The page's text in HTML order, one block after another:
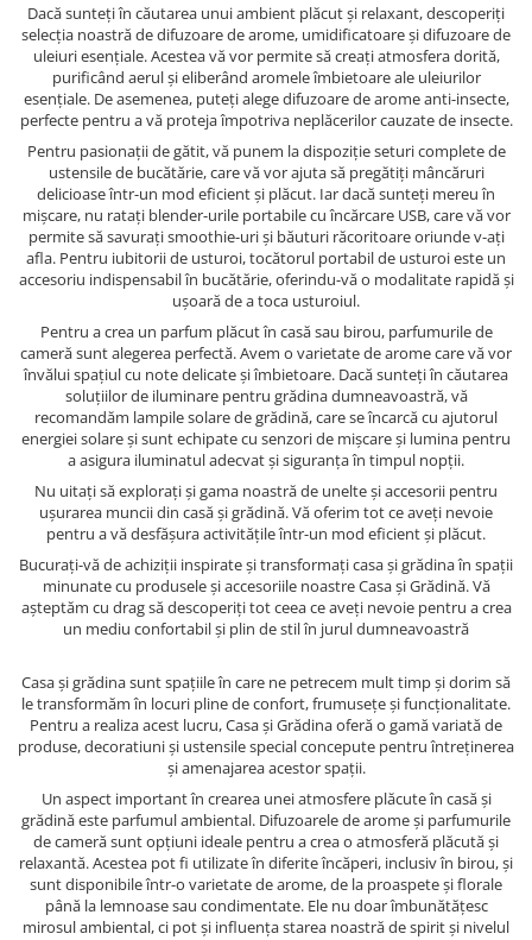
Dacă sunteți în căutarea unui ambient plăcut și relaxant, descoperiți
selecția noastră de difuzoare de arome, umidificatoare și difuzoare de
uleiuri esențiale. Acestea vă vor permite să creați atmosfera dorită,
purificând aerul și eliberând aromele îmbietoare ale uleiurilor
esențiale. De asemenea, puteți alege difuzoare de arome anti-insecte,
perfecte pentru a vă proteja împotriva neplăcerilor cauzate de insecte.
Pentru pasionații de gătit, vă punem la dispoziție seturi complete de
ustensile de bucătărie, care vă vor ajuta să pregătiți mâncăruri
delicioase într-un mod eficient și plăcut. Iar dacă sunteți mereu în
mișcare, nu ratați blender-urile portabile cu încărcare USB, care vă vor
permite să savurați smoothie-uri și băuturi răcoritoare oriunde v-ați
afla. Pentru iubitorii de usturoi, tocătorul portabil de usturoi este un
accesoriu indispensabil în bucătărie, oferindu-vă o modalitate rapidă și
ușoară de a toca usturoiul.
Pentru a crea un parfum plăcut în casă sau birou, parfumurile de
cameră sunt alegerea perfectă. Avem o varietate de arome care vă vor
învălui spațiul cu note delicate și îmbietoare. Dacă sunteți în căutarea
soluțiilor de iluminare pentru grădina dumneavoastră, vă
recomandăm lampile solare de grădină, care se încarcă cu ajutorul
energiei solare și sunt echipate cu senzori de mișcare și lumina pentru
a asigura iluminatul adecvat și siguranța în timpul nopții.
Nu uitați să explorați și gama noastră de unelte și accesorii pentru
ușurarea muncii din casă și grădină. Vă oferim tot ce aveți nevoie
pentru a vă desfășura activitățile într-un mod eficient și plăcut.
Bucurați-vă de achiziții inspirate și transformați casa și grădina în spații
minunate cu produsele și accesoriile noastre Casa și Grădină. Vă
așteptăm cu drag să descoperiți tot ceea ce aveți nevoie pentru a crea
un mediu confortabil și plin de stil în jurul dumneavoastră
Casa și grădina sunt spațiile în care ne petrecem mult timp și dorim să
le transformăm în locuri pline de confort, frumusețe și funcționalitate.
Pentru a realiza acest lucru, Casa și Grădina oferă o gamă variată de
produse, decoratiuni și ustensile special concepute pentru întreținerea
și amenajarea acestor spații.
Un aspect important în crearea unei atmosfere plăcute în casă și
grădină este parfumul ambiental. Difuzoarele de arome și parfumurile
de cameră sunt opțiuni ideale pentru a crea o atmosferă plăcută și
relaxantă. Acestea pot fi utilizate în diferite încăperi, inclusiv în birou, și
sunt disponibile într-o varietate de arome, de la proaspete și florale
până la lemnoase sau condimentate. Ele nu doar îmbunătățesc
mirosul ambiental, ci pot și influența starea noastră de spirit și nivelul